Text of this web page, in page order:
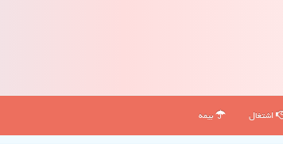
اشتغال بیمه